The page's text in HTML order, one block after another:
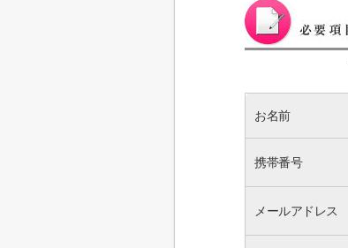
お名前
携帯番号
メールアドレス